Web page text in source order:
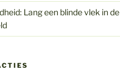
Lang een blinde vlek in de